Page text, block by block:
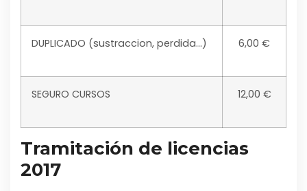
DUPLICADO (sustraccion, perdida…) 6,00 €
SEGURO CURSOS 12,00 €
Tramitación de licencias
2017